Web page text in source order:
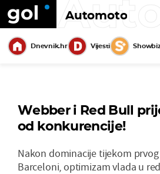
Automoto
Dnevnik.hr Vijesti
Webber i Red Bull
od konkurencije!
Nakon dominacije tijekom
Barceloni, optimizam vlada u